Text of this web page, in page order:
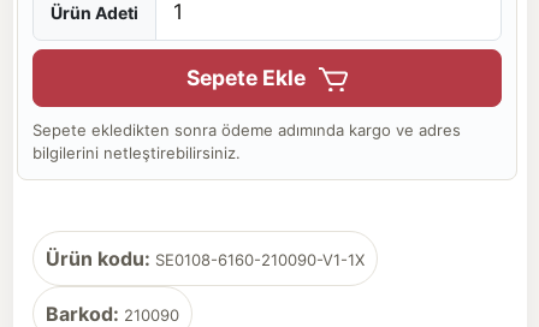
Ürün Adeti
Sepete Ekle
Sepete ekledikten sonra ödeme adımında kargo ve adres
bilgilerini netleştirebilirsiniz.
Ürün kodu: SE0108-6160-210090-V1-1X
Barkod: 210090